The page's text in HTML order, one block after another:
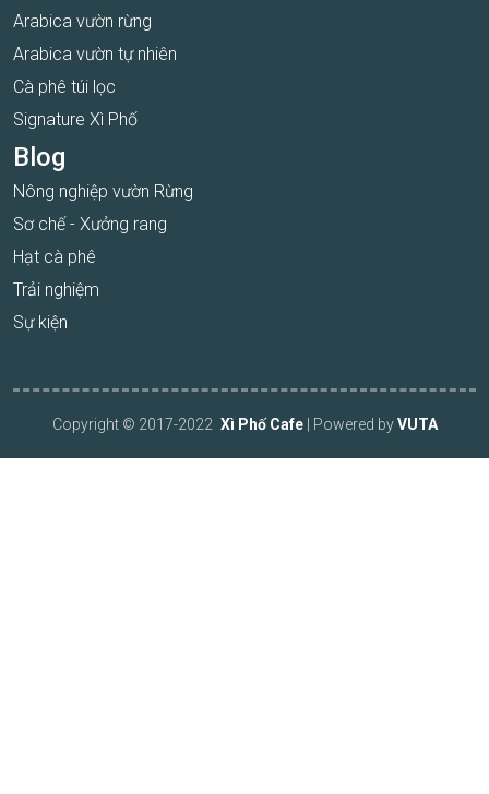
Arabica vườn rừng
Arabica vườn tự nhiên
Cà phê túi lọc
Signature Xì Phố
Blog
Nông nghiệp vườn Rừng
Sơ chế - Xưởng rang
Hạt cà phê
Trải nghiệm
Sự kiện
Copyright © 2017-2022 Xì Phố Cafe| Powered byVUTA